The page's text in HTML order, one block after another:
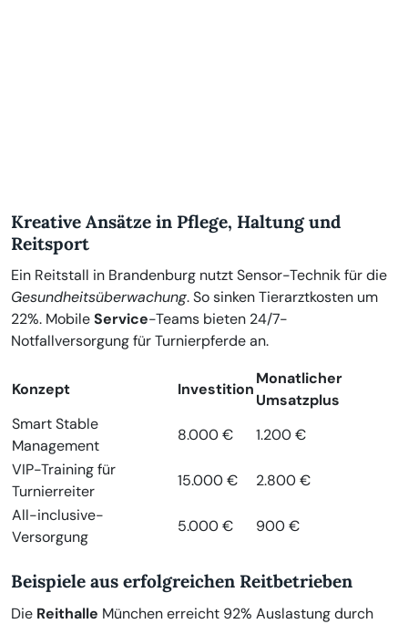
Kreative Ansätze in Pflege, Haltung und
Reitsport
Ein Reitstall in Brandenburg nutzt Sensor-Technik für die
Gesundheitsüberwachung. So sinken Tierarztkosten um
22%. MobileService-Teams bieten 24/7-
Notfallversorgung für Turnierpferde an.
Konzept Investition
Monatlicher
Umsatzplus
Smart Stable
Management
8.000 €
1.200 €
VIP-Training für
Turnierreiter
15.000 €
2.800 €
All-inclusive-
Versorgung
5.000 € 900 €
Beispiele aus erfolgreichen Reitbetrieben
Die Reithalle München erreicht 92% Auslastung durch